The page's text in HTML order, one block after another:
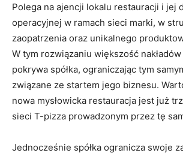
Polega na ajencji lokalu restauracji i jej
operacyjnej w ramach sieci marki, w
zaopatrzenia oraz unikalnego
W tym rozwiązaniu większość
pokrywa spółka, ograniczając tym
związane ze startem jego biznesu.
nowa mysłowicka restauracja jest już
sieci T-pizza prowadzonym przez tę
Jednocześnie spółka ogranicza swoje